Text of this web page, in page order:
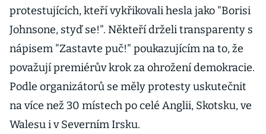
protestujících, kteří vykřikovali hesla jako "Borisi
Johnsone, styď se!". Někteří drželi transparenty s
nápisem "Zastavte puč!" poukazujícím na to, že
považují premiérův krok za ohrožení demokracie.
Podle organizátorů se měly protesty uskutečnit
na více než 30 místech po celé Anglii, Skotsku, ve
Walesu i v Severním Irsku.